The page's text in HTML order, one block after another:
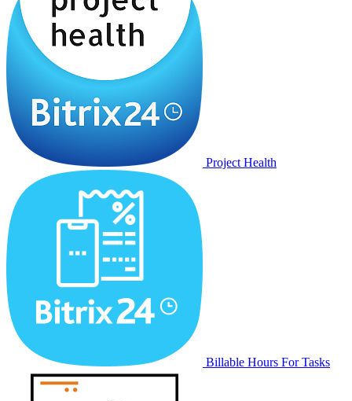
Project Health
Billable Hours For Tasks